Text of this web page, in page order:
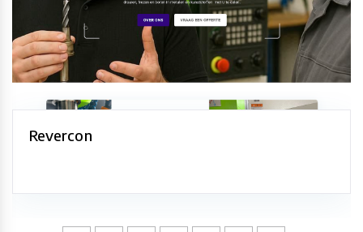
Revercon